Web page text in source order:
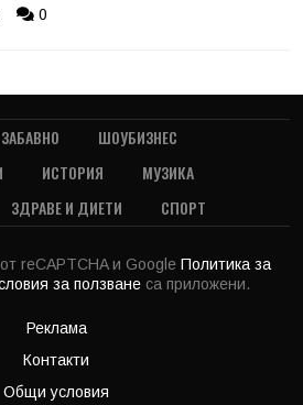
0
ЗАБАВНО
ШОУБИЗНЕС
ИСТОРИЯ
МУЗИКА
ЗДРАВЕ И ДИЕТИ СПОРТ
reCAPTCHA и Google Политика за
за ползване са приложени.
Реклама
Контакти
Общи условия